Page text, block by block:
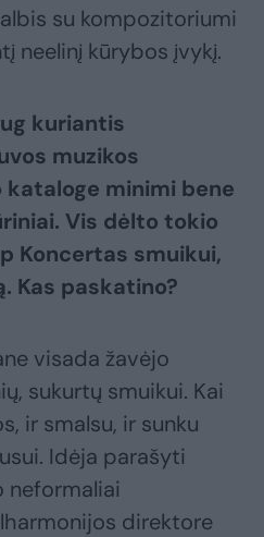
su kompozitoriumi
neelinį kūrybos įvykį.
kuriantis
muzikos
minimi bene
Vis dėlto tokio
Koncertas smuikui,
Kas paskatino?
visada žavėjo
sukurtų smuikui. Kai
ir smalsu, ir sunku
Idėja parašyti
neformaliai
direktore